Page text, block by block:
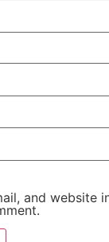
and website